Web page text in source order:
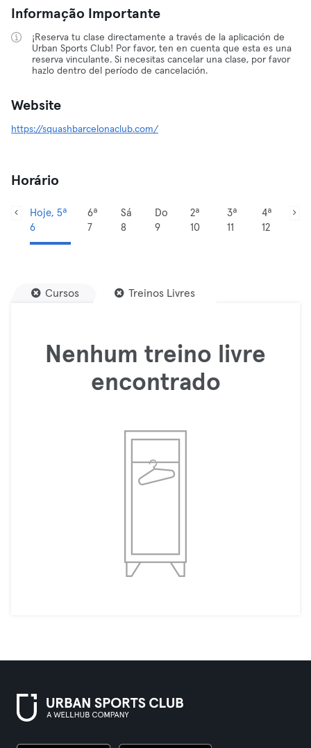
Informação Importante
¡Reserva tu clase directamente a través de la aplicación de
Urban Sports Club! Por favor, ten en cuenta que esta es una
reserva vinculante. Si necesitas cancelar una clase, por favor
hazlo dentro del período de cancelación.
Website
https://squashbarcelonaclub.com/
Horário
Hoje, 5ª
6
6ª
7
Sá
8
Do
9
2ª
10
3ª
11
4ª
12
Cursos Treinos Livres
Nenhum treino livre
encontrado